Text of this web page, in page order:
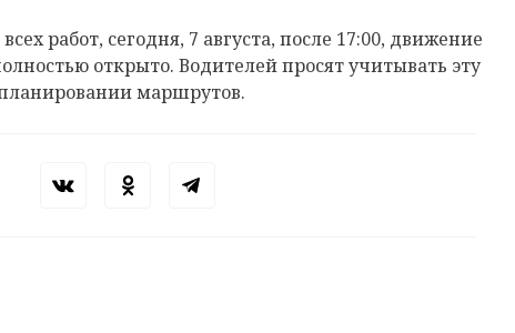
работ, сегодня, 7 августа, после 17:00, движение
открыто. Водителей просят учитывать эту
маршрутов.